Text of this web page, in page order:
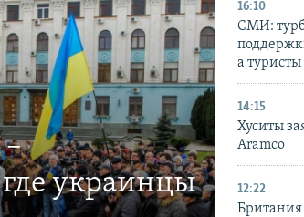
украинцы
16:10
СМИ:
а
14:15
Хуситы
Aramco
12:22
Британия